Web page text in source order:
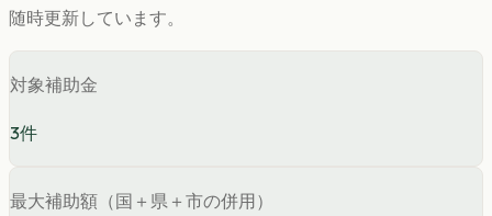
随時更新しています。
対象補助金
3件
最大補助額（国＋県＋市の併用）